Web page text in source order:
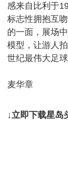
感来自比利于
标志性拥抱互
的一面，展场
模型，让游人
世纪最伟大足
麦华章
↓立即下载星岛